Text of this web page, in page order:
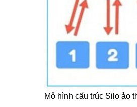
Mô hình cấu trúc Silo ảo